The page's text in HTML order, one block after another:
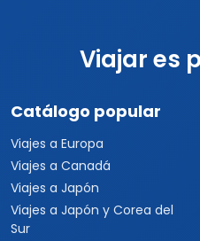
Viajar es
Catálogo popular
Viajes a Europa
Viajes a Canadá
Viajes a Japón
Viajes a Japón y Corea del
Sur